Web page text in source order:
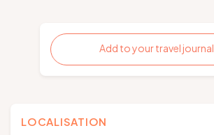
Add to your travel journal
LOCALISATION